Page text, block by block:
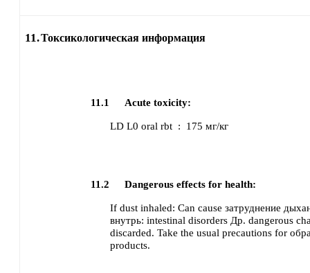
11.Токсикологическая информация
11.1 Acute toxicity:
LD L0 oral rbt : 175 мг/кг
11.2 Dangerous effects for health:
If dust inhaled: Can cause затруднение
внутрь: intestinal disorders Др. dangerous
discarded. Take the usual precautions for
products.